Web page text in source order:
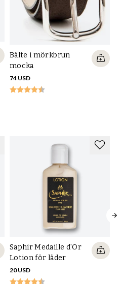
Bälte i mörkbrun
mocka
74 USD
Saphir Medaille d'Or
Lotion för läder
20 USD